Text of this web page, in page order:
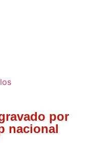
por
nacional